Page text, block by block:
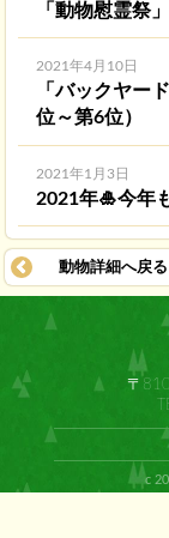
「動物慰霊祭
2021年4月10日
「バックヤー
位～第6位）
2021年1月3日
2021年🎍今年
動物詳細へ戻る
〒
c